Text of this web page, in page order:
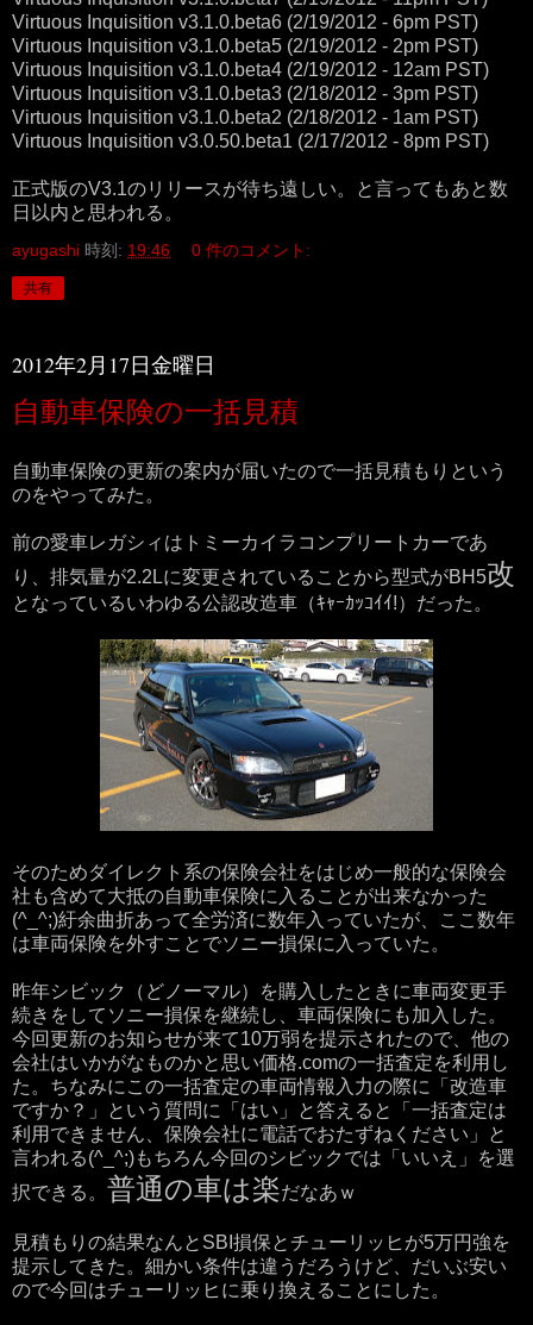
Virtuous Inquisition v3.1.0.beta6 (2/19/2012 - 6pm PST)
Virtuous Inquisition v3.1.0.beta5 (2/19/2012 - 2pm PST)
Virtuous Inquisition v3.1.0.beta4 (2/19/2012 - 12am PST)
Virtuous Inquisition v3.1.0.beta3 (2/18/2012 - 3pm PST)
Virtuous Inquisition v3.1.0.beta2 (2/18/2012 - 1am PST)
Virtuous Inquisition v3.0.50.beta1 (2/17/2012 - 8pm PST)
正式版のV3.1のリリースが待ち遠しい。と言ってもあと数
日以内と思われる。
ayugashi 時刻: 19:46 0 件のコメント:
共有
2012年2月17日金曜日
自動車保険の一括見積
自動車保険の更新の案内が届いたので一括見積もりという
のをやってみた。
前の愛車レガシィはトミーカイラコンプリートカーであ
り、排気量が2.2Lに変更されていることから型式がBH5改
となっているいわゆる公認改造車（ｷｬｰｶｯｺｲｲ!）だった。
そのためダイレクト系の保険会社をはじめ一般的な保険会
社も含めて大抵の自動車保険に入ることが出来なかった
(^_^;)紆余曲折あって全労済に数年入っていたが、ここ数年
は車両保険を外すことでソニー損保に入っていた。
昨年シビック（どノーマル）を購入したときに車両変更手
続きをしてソニー損保を継続し、車両保険にも加入した。
今回更新のお知らせが来て10万弱を提示されたので、他の
会社はいかがなものかと思い価格.comの一括査定を利用し
た。ちなみにこの一括査定の車両情報入力の際に「改造車
ですか？」という質問に「はい」と答えると「一括査定は
利用できません、保険会社に電話でおたずねください」と
言われる(^_^;)もちろん今回のシビックでは「いいえ」を選
択できる。 普通の車は楽だなあｗ
見積もりの結果なんとSBI損保とチューリッヒが5万円強を
提示してきた。細かい条件は違うだろうけど、だいぶ安い
ので今回はチューリッヒに乗り換えることにした。